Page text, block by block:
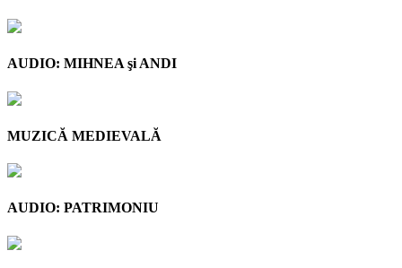
AUDIO: MIHNEA şi ANDI
MUZICĂ MEDIEVALĂ
AUDIO: PATRIMONIU